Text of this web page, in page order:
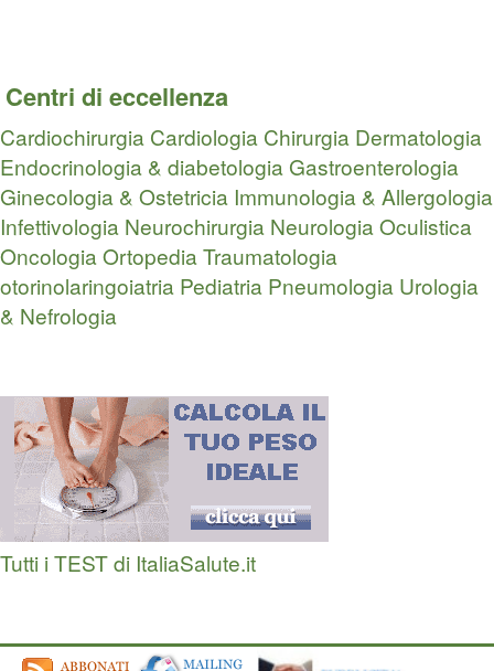
Centri di eccellenza
Cardiochirurgia Cardiologia Chirurgia Dermatologia
Endocrinologia & diabetologia Gastroenterologia
Ginecologia & Ostetricia Immunologia & Allergologia
Infettivologia Neurochirurgia NeurologiaOculistica
OncologiaOrtopedia Traumatologia
otorinolaringoiatria Pediatria Pneumologia Urologia
& Nefrologia
Tutti i TEST di ItaliaSalute.it